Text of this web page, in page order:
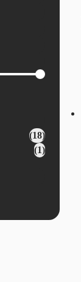
(18)
(1)